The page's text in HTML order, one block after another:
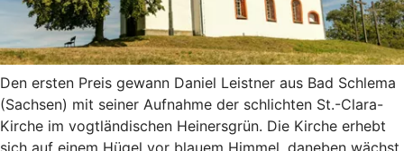
Den ersten Preis gewann Daniel Leistner aus Bad Schlema
(Sachsen) mit seiner Aufnahme der schlichten St.-Clara-
Kirche im vogtländischen Heinersgrün. Die Kirche erhebt